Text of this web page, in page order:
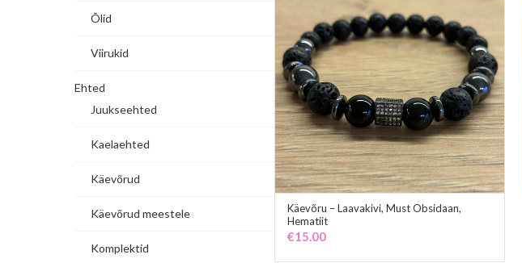
ADD TO CART
Käevõru – Laavakivi, Must Obsidaan,
Hematiit
€15.00
Õlid
Viirukid
Ehted
Juukseehted
Kaelaehted
Käevõrud
Käevõrud meestele
Komplektid